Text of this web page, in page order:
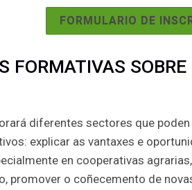
FORMULARIO DE
FORMATIVAS
diferentes sectores que
explicar as vantaxes e
en cooperativas
promover o coñecemento de